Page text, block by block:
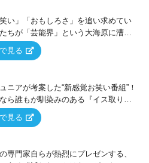
い」「おもしろさ」を追い求めてい
ちが「芸能界」という大海原に漕ぎ
新たなオモシロ人間を発掘する！
見る
ニアが考案した“新感覚お笑い番組”！
ら誰もが馴染みのある『イス取りゲ
ベースに、大喜利・ギャグ・モノボ
など様々なお題で芸人がショートネ
合う！
見る
専門家自らが熱烈にプレゼンする、